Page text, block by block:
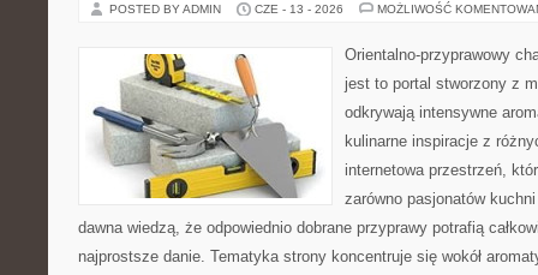
POSTED BY ADMIN CZE - 13 - 2026 MOŻLIWOŚĆ
Orientalno-przyprawowy
jest to portal stworzony z
odkrywają intensywne
kulinarne inspiracje z
internetowa przestrzeń,
zarówno pasjonatów
dawna wiedzą, że odpowiednio dobrane przyprawy potrafią
najprostsze danie. Tematyka strony koncentruje się wokół